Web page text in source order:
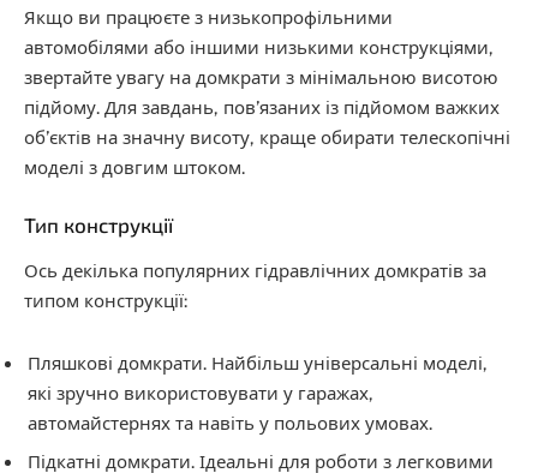
Якщо ви працюєте з низькопрофільними
автомобілями або іншими низькими конструкціями,
звертайте увагу на домкрати з мінімальною висотою
підйому. Для завдань, пов’язаних із підйомом важких
об’єктів на значну висоту, краще обирати телескопічні
моделі з довгим штоком.
Тип конструкції
Ось декілька популярних гідравлічних домкратів за
типом конструкції:
Пляшкові домкрати. Найбільш універсальні моделі,
які зручно використовувати у гаражах,
автомайстернях та навіть у польових умовах.
Підкатні домкрати. Ідеальні для роботи з легковими